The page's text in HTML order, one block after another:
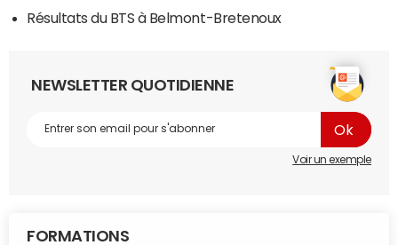
Résultats du BTS à Belmont-Bretenoux
NEWSLETTER QUOTIDIENNE
Voir un exemple
FORMATIONS